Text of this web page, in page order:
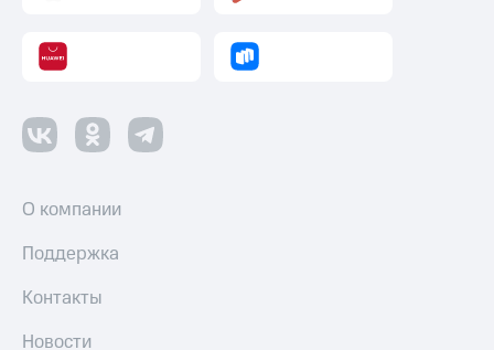
О компании
Поддержка
Контакты
Новости